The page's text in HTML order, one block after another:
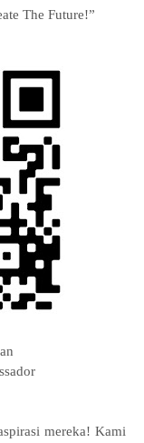
The Future!”
mereka! Kami